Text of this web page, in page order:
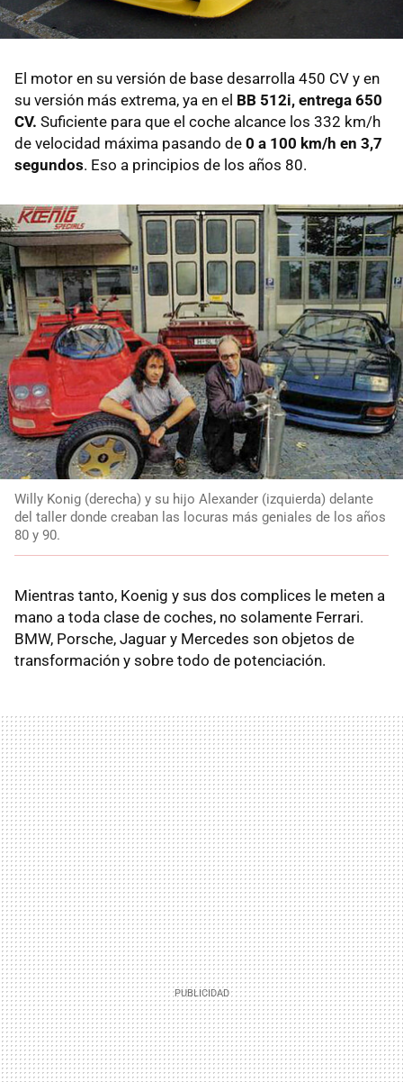
El motor en su versión de base desarrolla 450 CV y en
su versión más extrema, ya en el BB 512i, entrega 650
CV. Suficiente para que el coche alcance los 332 km/h
de velocidad máxima pasando de 0 a 100 km/h en 3,7
segundos. Eso a principios de los años 80.
Willy Konig (derecha) y su hijo Alexander (izquierda) delante
del taller donde creaban las locuras más geniales de los años
80 y 90.
Mientras tanto, Koenig y sus dos complices le meten a
mano a toda clase de coches, no solamente Ferrari.
BMW, Porsche, Jaguar y Mercedes son objetos de
transformación y sobre todo de potenciación.